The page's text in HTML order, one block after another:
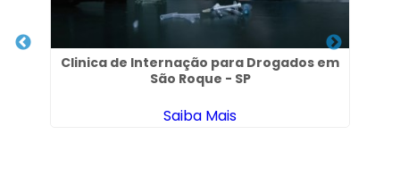
Clinica de Internação para Drogados em
São Roque - SP
Saiba Mais